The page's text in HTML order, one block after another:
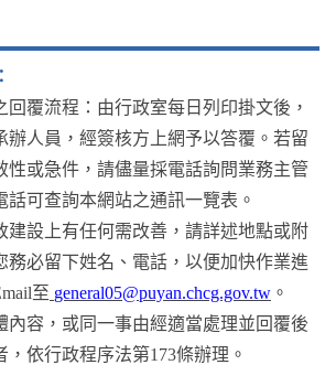
回覆流程：由行政室每日列印掛文後，
辦人員，經簽核方上網予以答覆。若留
性或急件，請儘量採電話詢問業務主管
話可查詢本網站之通訊一覽表。
建設上有任何需改善，請詳述地點或附
務必留下姓名、電話，以便加快作業進
至 general05@puyan.chcg.gov.tw 。
內容，或同一事由經適當處理並回覆後
，依行政程序法第173條辦理。